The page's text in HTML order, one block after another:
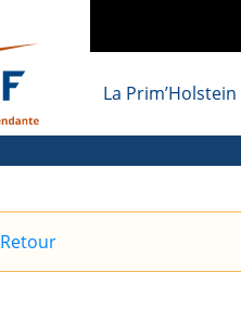
La Prim’Holstein
Retour